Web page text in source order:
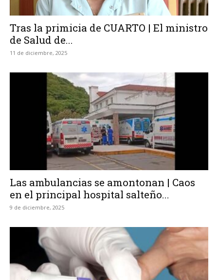
Tras la primicia de CUARTO | El ministro
de Salud de...
11 de diciembre, 2025
Las ambulancias se amontonan | Caos
en el principal hospital salteño...
9 de diciembre, 2025